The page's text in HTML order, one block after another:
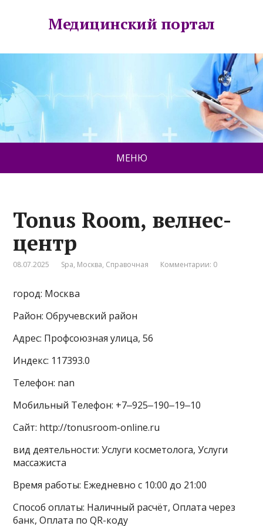
Медицинский портал
МЕНЮ
Tonus Room, велнес-
центр
08.07.2025 Spa, Москва, Справочная Комментарии: 0
город: Москва
Район: Обручевский район
Адрес: Профсоюзная улица, 56
Индекс: 117393.0
Телефон: nan
Мобильный Телефон: +7‒925‒190‒19‒10
Сайт: http://tonusroom-online.ru
вид деятельности: Услуги косметолога, Услуги
массажиста
Время работы: Ежедневно с 10:00 до 21:00
Способ оплаты: Наличный расчёт, Оплата через
банк, Оплата по QR-коду